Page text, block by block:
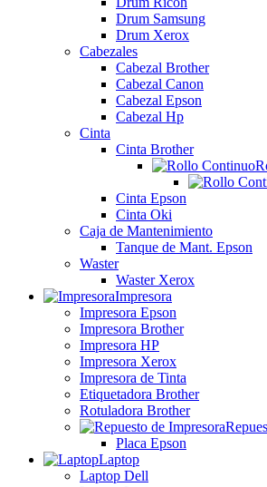
Drum Samsung
Drum Xerox
Cabezales
Cabezal Brother
Cabezal Canon
Cabezal Epson
Cabezal Hp
Cinta
Cinta Brother
Cinta Epson
Cinta Oki
Caja de Mantenimiento
Tanque de Mant. Epson
Waster
Waster Xerox
Impresora
Impresora Epson
Impresora Brother
Impresora HP
Impresora Xerox
Impresora de Tinta
Etiquetadora Brother
Rotuladora Brother
Placa Epson
Laptop
Laptop Dell